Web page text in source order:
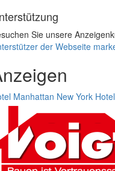
Sie unsere
der Webseite
Manhattan New York